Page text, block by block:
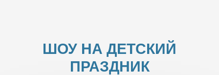
ШОУ НА ДЕТСКИЙ
ПРАЗДНИК